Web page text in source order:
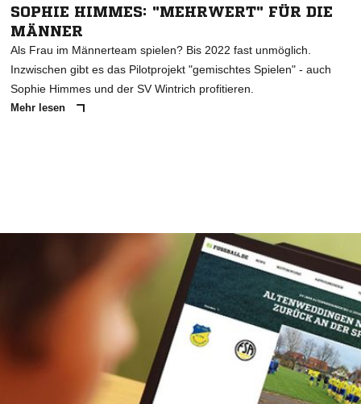
SOPHIE HIMMES: "MEHRWERT" FÜR DIE
MÄNNER
Als Frau im Männerteam spielen? Bis 2022 fast unmöglich.
Inzwischen gibt es das Pilotprojekt "gemischtes Spielen" - auch
Sophie Himmes und der SV Wintrich profitieren.
Mehr lesen